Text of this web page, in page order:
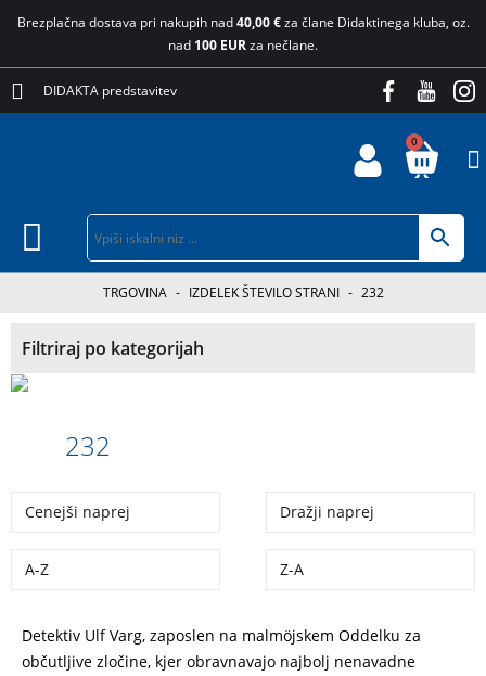
Brezplačna dostava pri nakupih nad40,00 €za člane Didaktinega kluba, oz.
nad 100 EURza nečlane.
DIDAKTA predstavitev
0
TRGOVINA - IZDELEK ŠTEVILO STRANI - 232
Filtriraj po kategorijah
232
Cenejši naprej Dražji naprej
A-Z Z-A
Detektiv Ulf Varg, zaposlen na malmöjskem Oddelku za
občutljive zločine, kjer obravnavajo najbolj nenavadne